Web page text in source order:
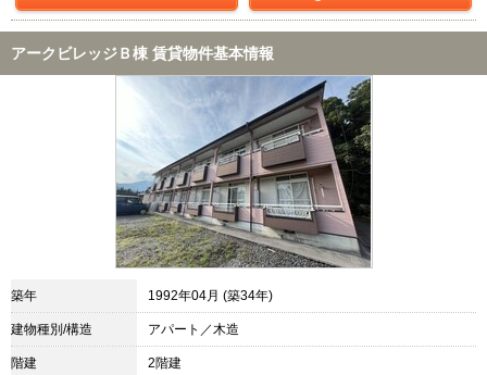
アークビレッジＢ棟 賃貸物件基本情報
築年 1992年04月 (築34年)
建物種別/構造 アパート／木造
階建 2階建